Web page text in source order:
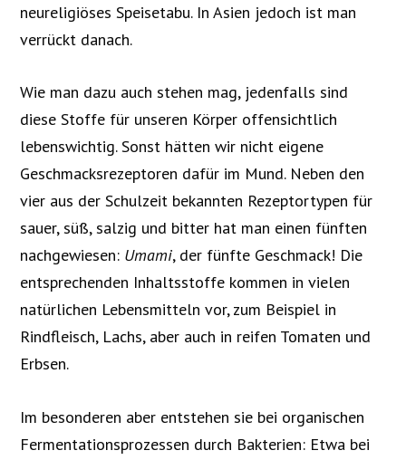
neureligiöses Speisetabu. In Asien jedoch ist man
verrückt danach.
Wie man dazu auch stehen mag, jedenfalls sind
diese Stoffe für unseren Körper offensichtlich
lebenswichtig. Sonst hätten wir nicht eigene
Geschmacksrezeptoren dafür im Mund. Neben den
vier aus der Schulzeit bekannten Rezeptortypen für
sauer, süß, salzig und bitter hat man einen fünften
nachgewiesen: Umami, der fünfte Geschmack! Die
entsprechenden Inhaltsstoffe kommen in vielen
natürlichen Lebensmitteln vor, zum Beispiel in
Rindfleisch, Lachs, aber auch in reifen Tomaten und
Erbsen.
Im besonderen aber entstehen sie bei organischen
Fermentationsprozessen durch Bakterien: Etwa bei